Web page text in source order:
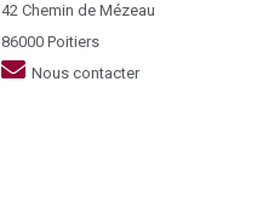
42 Chemin de Mézeau
86000 Poitiers
Nous contacter